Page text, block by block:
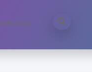
Hakkımızda